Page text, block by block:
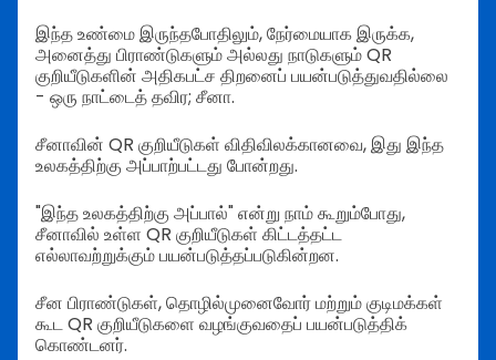
இந்த உண்மை இருந்தபோதிலும், நேர்மையாக இருக்க,
அனைத்து பிராண்டுகளும் அல்லது நாடுகளும் QR
குறியீடுகளின் அதிகபட்ச திறனைப் பயன்படுத்துவதில்லை
- ஒரு நாட்டைத் தவிர; சீனா.
சீனாவின் QR குறியீடுகள் விதிவிலக்கானவை, இது இந்த
உலகத்திற்கு அப்பாற்பட்டது போன்றது.
"இந்த உலகத்திற்கு அப்பால்" என்று நாம் கூறும்போது,
சீனாவில் உள்ள QR குறியீடுகள் கிட்டத்தட்ட
எல்லாவற்றுக்கும் பயன்படுத்தப்படுகின்றன.
சீன பிராண்டுகள், தொழில்முனைவோர் மற்றும் குடிமக்கள்
கூட QR குறியீடுகளை வழங்குவதைப் பயன்படுத்திக்
கொண்டனர்.